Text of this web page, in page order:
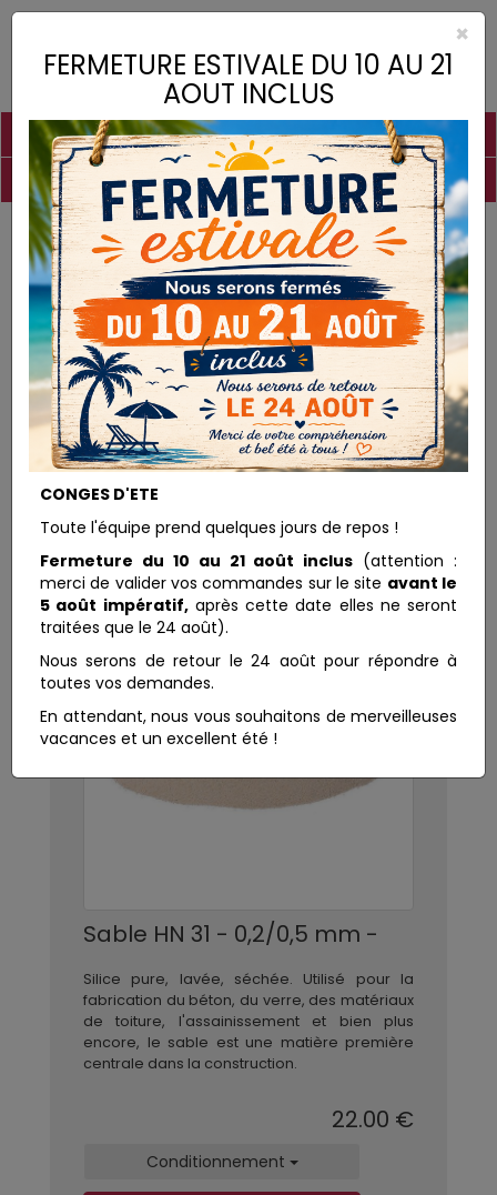
Toggle
PIGMENTS CHAUX CHARGES LIANTS
COLLES DROGUERIE MATÉRIEL DESTOCKAGE
Charges Sable HN 31 - 0,2/0,5 mm -
CHARGES
Sable HN 31 - 0,2/0,5 mm -
Silice pure, lavée, séchée. Utilisé pour la
fabrication du béton, du verre, des matériaux
de toiture, l'assainissement et bien plus
encore, le sable est une matière première
centrale dans la construction.
22.00 €
Conditionnement
×
FERMETURE ESTIVALE DU 10 AU 21
AOUT INCLUS
CONGES D'ETE
Toute l'équipe prend quelques jours de repos !
Fermeture du 10 au 21 août inclus (attention :
merci de valider vos commandes sur le site avant le
5 août impératif,après cette date elles ne seront
traitées que le 24 août).
Nous serons de retour le 24 août pour répondre à
toutes vos demandes.
En attendant, nous vous souhaitons de merveilleuses
vacances et un excellent été !